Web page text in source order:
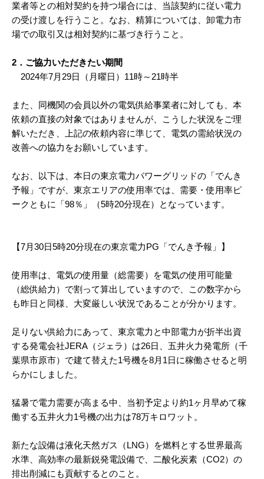
業者等との相対契約を持つ場合には、当該契約に従い電力
の受け渡しを行うこと。なお、精算については、卸電力市
場での取引又は相対契約に基づき行うこと。
2．ご協力いただきたい期間
2024年7月29日（月曜日）11時～21時半
また、同機関の会員以外の電気供給事業者に対しても、本
依頼の直接の対象ではありませんが、こうした状況をご理
解いただき、上記の依頼内容に準じて、電気の需給状況の
改善への協力をお願いしています。
なお、以下は、本日の東京電力パワーグリッドの「でんき
予報」ですが、東京エリアの使用率では、需要・使用率ピ
ークともに「98％」（5時20分現在）となっています。
【7月30日5時20分現在の東京電力PG「でんき予報」】
使用率は、電気の使用量（総需要）を電気の使用可能量
（総供給力）で割って算出していますので、この数字から
も昨日と同様、大変厳しい状況であることが分かります。
足りない供給力にあって、東京電力と中部電力が折半出資
する発電会社JERA（ジェラ）は26日、五井火力発電所（千
葉県市原市）で建て替えた1号機を8月1日に稼働させると明
らかにしました。
猛暑で電力需要が高まる中、当初予定より約1ヶ月早めて稼
働する五井火力1号機の出力は78万キロワット。
新たな設備は液化天然ガス（LNG）を燃料とする世界最高
水準、高効率の最新鋭発電設備で、二酸化炭素（CO2）の
排出削減にも貢献するとのこと。